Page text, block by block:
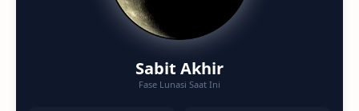
Sabit Akhir
Fase Lunasi Saat Ini